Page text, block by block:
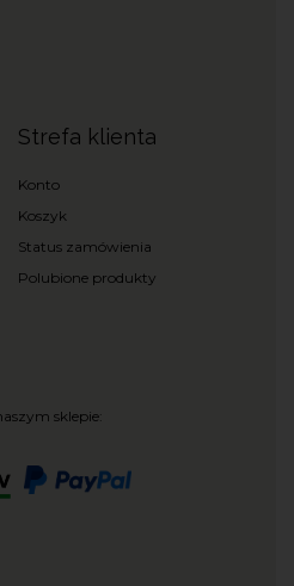
Strefa klienta
Konto
Koszyk
Status zamówienia
Polubione produkty
sklepie: